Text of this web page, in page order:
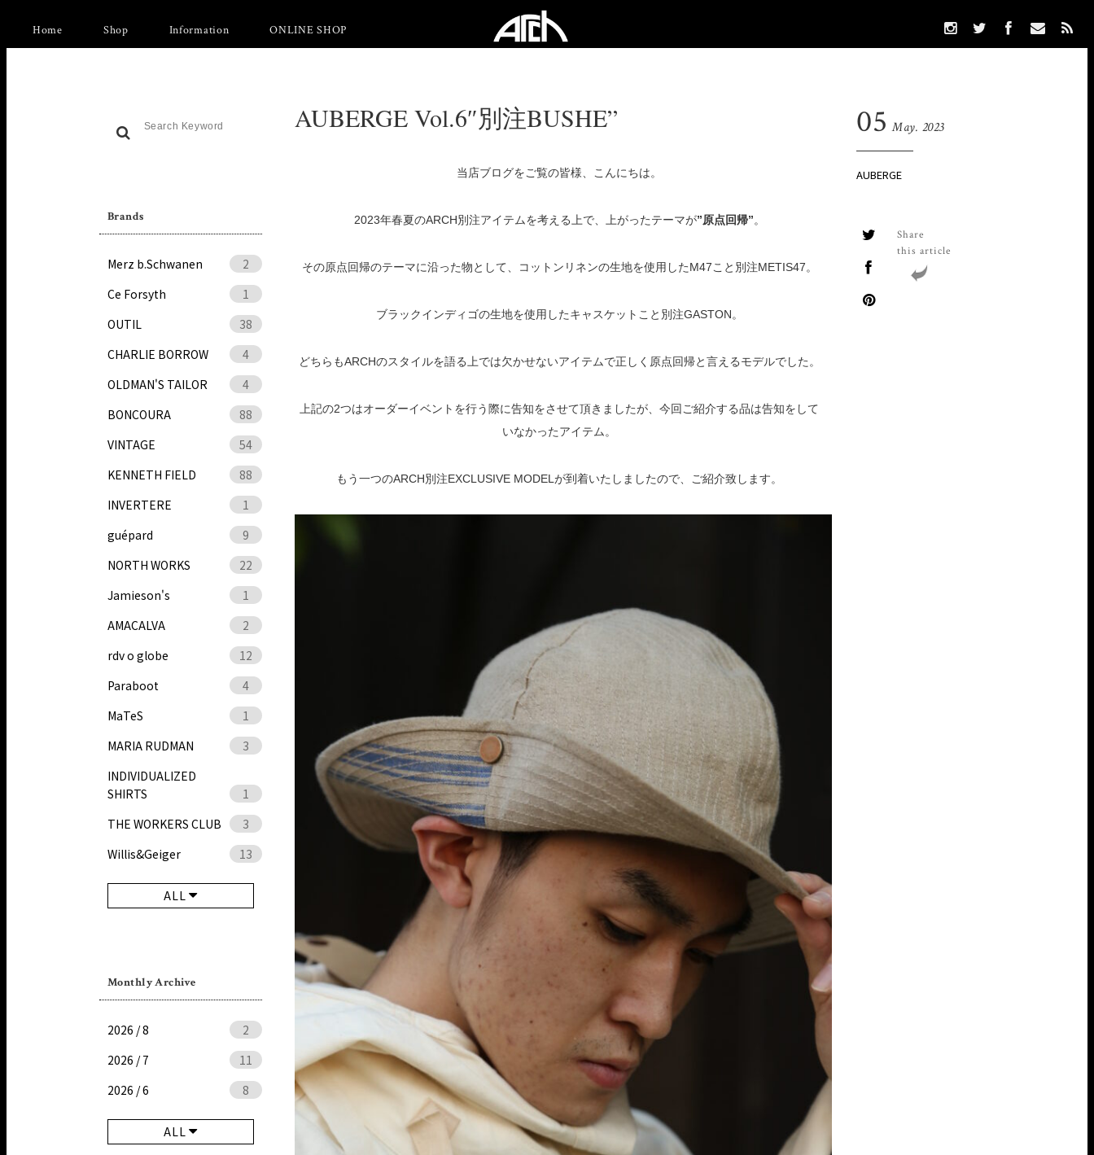
Home Shop Information ONLINE SHOP
Brands
Merz b.Schwanen
2
Ce Forsyth
1
OUTIL
38
CHARLIE BORROW
4
OLDMAN'S TAILOR
4
BONCOURA
88
VINTAGE
54
KENNETH FIELD
88
INVERTERE
1
guépard
9
NORTH WORKS
22
Jamieson's
1
AMACALVA
2
rdv o globe
12
Paraboot
4
MaTeS
1
MARIA RUDMAN
3
INDIVIDUALIZED
SHIRTS
1
THE WORKERS CLUB
3
Willis&Geiger
13
ALL
Monthly Archive
2026 / 8
2
2026 / 7
11
2026 / 6
8
ALL
AUBERGE Vol.6″別注BUSHE” 05 May. 2023
AUBERGE
Share
this article
当店ブログをご覧の皆様、こんにちは。
2023年春夏のARCH別注アイテムを考える上で、上がったテーマが”原点回帰”。
その原点回帰のテーマに沿った物として、コットンリネンの生地を使用したM47こと別注METIS47。
ブラックインディゴの生地を使用したキャスケットこと別注GASTON。
どちらもARCHのスタイルを語る上では欠かせないアイテムで正しく原点回帰と言えるモデルでした。
上記の2つはオーダーイベントを行う際に告知をさせて頂きましたが、今回ご紹介する品は告知をして
いなかったアイテム。
もう一つのARCH別注EXCLUSIVE MODELが到着いたしましたので、ご紹介致します。